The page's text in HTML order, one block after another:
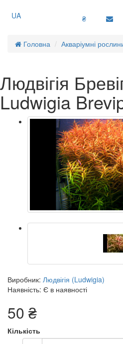
UA ₴
Головна Акваріумні
Людвігія
Ludwigia
Виробник: Людвігія (Ludwigia)
Наявність: Є в наявності
50 ₴
Кількість